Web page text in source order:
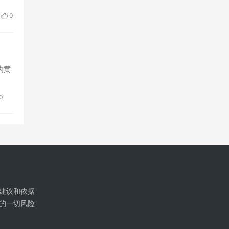
0
黄
议和依据
一切风险